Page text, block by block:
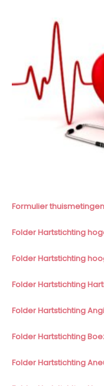
Formulier
Folder Hartstichting
Folder Hartstichting
Folder Hartstichting
Folder Hartstichting
Folder Hartstichting
Folder Hartstichting